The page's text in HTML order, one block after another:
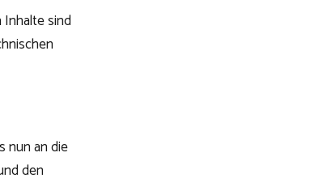
Inhalte sind
nun an die
den